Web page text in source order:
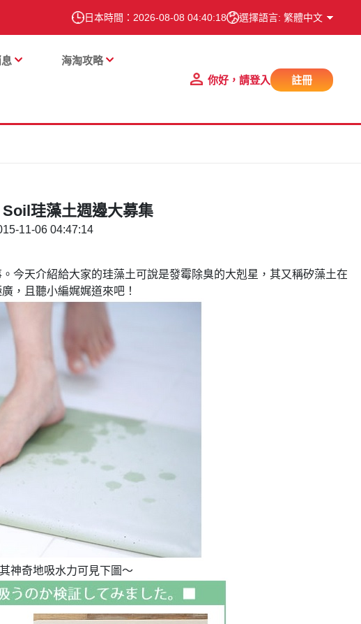
日本時間： 2026-08-08 04:40:20 選擇語言: 繁體中文
海淘攻略
你好，請登入 註冊
珪藻土週邊大募集
11-06 04:47:14
今天介紹給大家的珪藻土可說是發霉除臭的大剋星，其又稱矽藻土在
，且聽小編娓娓道來吧！
神奇地吸水力可見下圖～